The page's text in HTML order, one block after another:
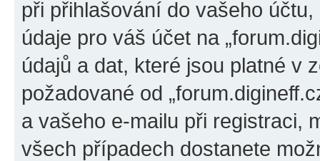
při přihlašování do vašeho
údaje pro váš účet na
údajů a dat, které jsou platné v
požadované od
a vašeho e-mailu při registraci,
všech případech dostanete